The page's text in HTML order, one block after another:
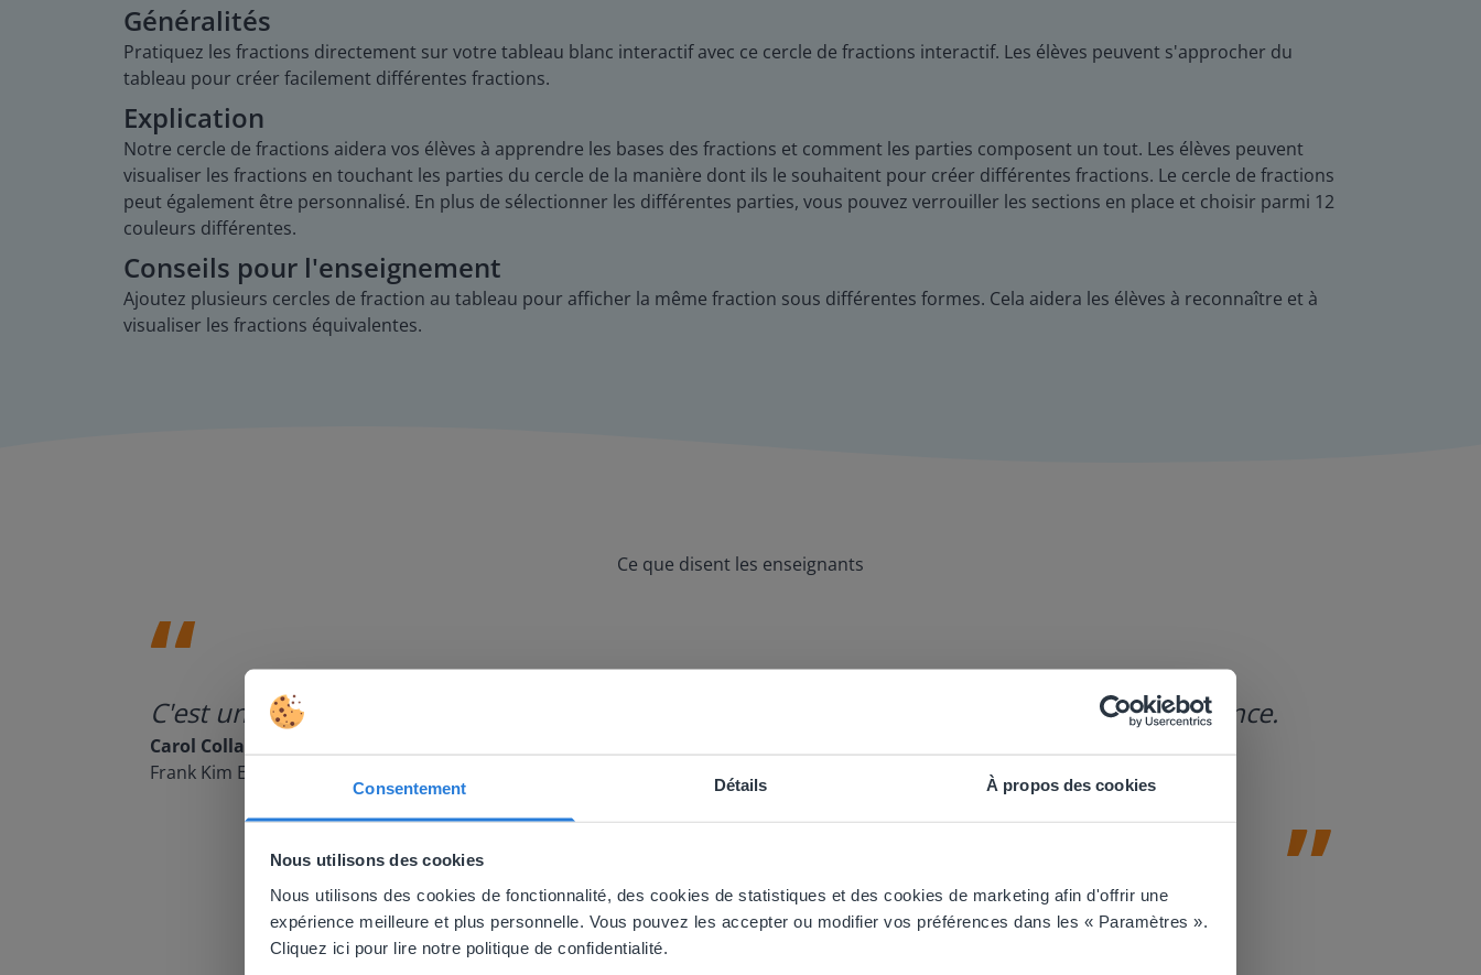
Consentement Détails À propos des cookies
Nous utilisons des cookies
Nous utilisons des cookies de fonctionnalité, des cookies de statistiques et des cookies de marketing afin d'offrir une
expérience meilleure et plus personnelle. Vous pouvez les accepter ou modifier vos préférences dans les « Paramètres ».
Cliquez ici pour lire notre politique de confidentialité.
Généralités
Pratiquez les fractions directement sur votre tableau blanc interactif avec ce cercle de fractions interactif. Les élèves peuvent s'approcher du
tableau pour créer facilement différentes fractions.
Explication
Notre cercle de fractions aidera vos élèves à apprendre les bases des fractions et comment les parties composent un tout. Les élèves peuvent
visualiser les fractions en touchant les parties du cercle de la manière dont ils le souhaitent pour créer différentes fractions. Le cercle de fractions
peut également être personnalisé. En plus de sélectionner les différentes parties, vous pouvez verrouiller les sections en place et choisir parmi 12
couleurs différentes.
Conseils pour l'enseignement
Ajoutez plusieurs cercles de fraction au tableau pour afficher la même fraction sous différentes formes. Cela aidera les élèves à reconnaître et à
visualiser les fractions équivalentes.
Ce que disent les enseignants
C'est un outil formidable à utiliser avec mon tableau blanc et avec l'enseignement à distance.
Carol Collack
Frank Kim Elementary, Nevada
This website doesn't match your location
Based on your location, we think you might prefer to visit our English website.
There you'll find regional content and pricing.
English
Français